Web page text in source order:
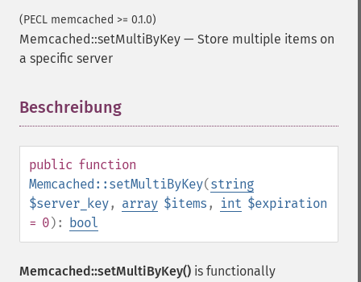
(PECL memcached >= 0.1.0)
Memcached::setMultiByKey — Store multiple items on
a specific server
Beschreibung
public function
Memcached::setMultiByKey(string
$server_key, array $items , int $expiration
= 0): bool
Memcached::setMultiByKey() is functionally